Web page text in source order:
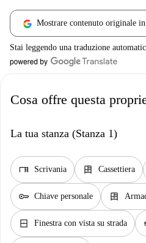
Mostrare contenuto originale
Stai leggendo una traduzione
Cosa offre questa
La tua stanza (Stanza 1)
desk Scrivania dresser Cassettiera
key Chiave personale dresser
window_closed Finestra con vista su strada